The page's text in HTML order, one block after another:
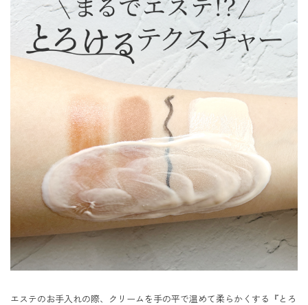
エステのお手入れの際、クリームを手の平で温めて柔らかくする『とろ